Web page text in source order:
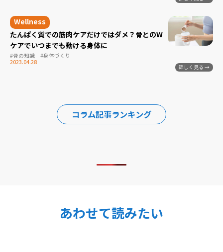
たんぱく質での筋肉ケアだけではダメ？骨とのW
ケアでいつまでも動ける身体に
2023.04.28
#骨の知識 #身体づくり
コラム記事ランキング
あわせて読みたい